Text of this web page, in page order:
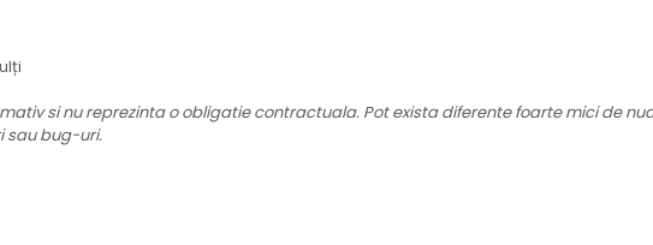
si nu reprezinta o obligatie contractuala. Pot exista diferente foarte mici de
sau bug-uri.